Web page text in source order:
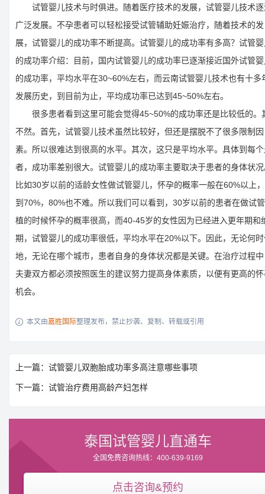
试管婴儿技术与时俱进。随着医疗技术的发展，试管婴儿技术逐
广泛发展。不孕患者可以轻松接受试管辅助妊娠治疗，随着技术的发
展，试管婴儿的成功率不断提高。试管婴儿的成功率有多高？试管
的成功率介绍：目前，国内试管婴儿的成功率已逐渐接近国外试管
的成功率，平均水平在30~60%左右，而云南试管婴儿技术也有十多
发展历史，到目前为止，平均成功率已达到45~50%左右。
很多患者看到这里可能会觉得45~50%的成功率还是比较低的。
不然。首先，试管婴儿技术虽然比较好，但还是摆脱不了很多限制因
素。所以很难达到很高的水平。其次，这只是平均水平。具体到每
者，成功率差别很大。试管婴儿的成功率主要取决于患者的身体状
比如30岁以前的适龄女性做试管婴儿，怀孕的概率一般在60%以上
到70%，80%也不难。所以我们可以看到，30岁以前的患者在做试
植的时候怀孕的概率很高，而40-45岁的女性因为已经进入更年期和
期，试管婴儿的成功率很低，平均水平在20%以下。因此，无论何
地，无论在哪个城市，患者自身的身体状况都是关键。在治疗过程
夫妻双方都必须按照医生的建议努力提高身体素质，以便有更高的
机会。
 本文由嘉胜国际整理发布，禁止抄袭、复制、转载或引用
上一篇：试管婴儿双胞胎成功率多高注意哪些事项
下一篇：试管治疗费用高龄产妇怎样
泰国试管婴儿直通车
全国免费咨询热线：400-639-9169
点击咨询&预约